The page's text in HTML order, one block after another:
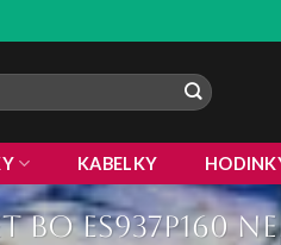
KABELKY
ES937P160